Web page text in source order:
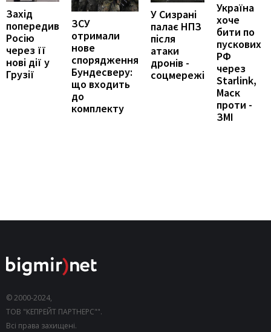
Захід
попередив
Росію
через її
нові дії у
Грузії
ЗСУ
отримали
нове
спорядження
Бундесверу:
що входить
до
комплекту
У Сизрані
палає НПЗ
після
атаки
дронів -
соцмережі
Україна
хоче
бити по
пускових
РФ
через
Starlink,
Маск
проти -
ЗМІ
© 2000-2024,
ТОВ "КЕПРЕЙТ ПАРТНЕРС"".
Всі права захищені.